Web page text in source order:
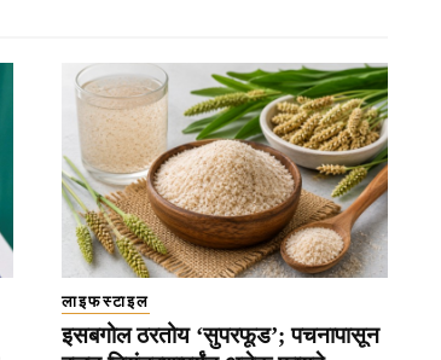
लाइफस्टाइल
इसबगोल ठरतोय ‘सुपरफूड’; पचनापासून